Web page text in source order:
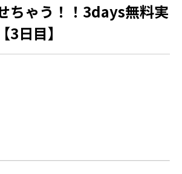
ちゃう！！3days無料実
日目】